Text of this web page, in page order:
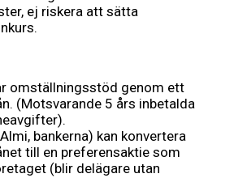
ej riskera att sätta
omställningsstöd genom ett
(Motsvarande 5 års inbetalda
bankerna) kan konvertera
till en preferensaktie som
(blir delägare utan